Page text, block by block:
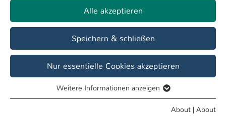
Overview Team Angebote Ausstattung
Tissue Engineering von Geweben in
komplexen Hydrogelen mittels
dreidimensionaler elektrischer und
Alle akzeptieren
Speichern & schließen
Nur essentielle Cookies akzeptieren
Essentielle Cookies werden für grundlegende Funktionen
Weitere Informationen anzeigen
About | About